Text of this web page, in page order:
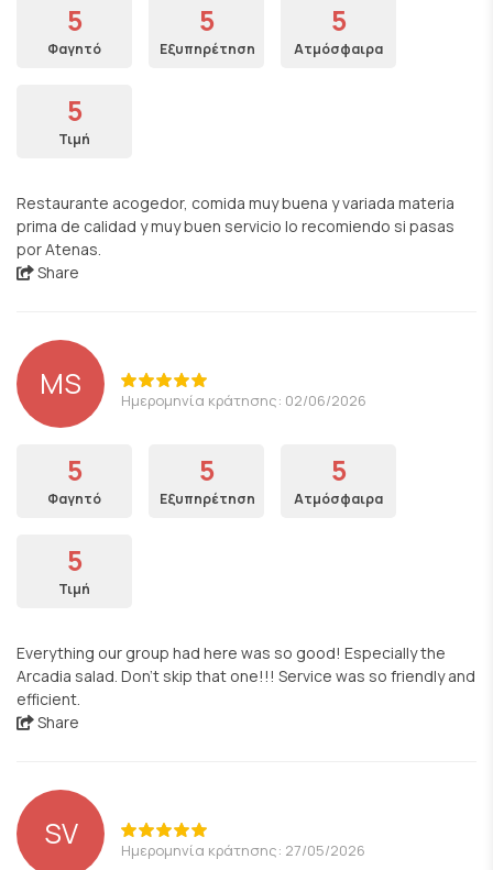
5
Φαγητό
5
Εξυπηρέτηση
5
Ατμόσφαιρα
5
Τιμή
Restaurante acogedor, comida muy buena y variada materia
prima de calidad y muy buen servicio lo recomiendo si pasas
por Atenas.
Share
MS Ημερομηνία κράτησης: 02/06/2026
5
Φαγητό
5
Εξυπηρέτηση
5
Ατμόσφαιρα
5
Τιμή
Everything our group had here was so good! Especially the
Arcadia salad. Don't skip that one!!! Service was so friendly and
efficient.
Share
SV Ημερομηνία κράτησης: 27/05/2026